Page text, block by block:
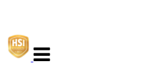
navigasjon